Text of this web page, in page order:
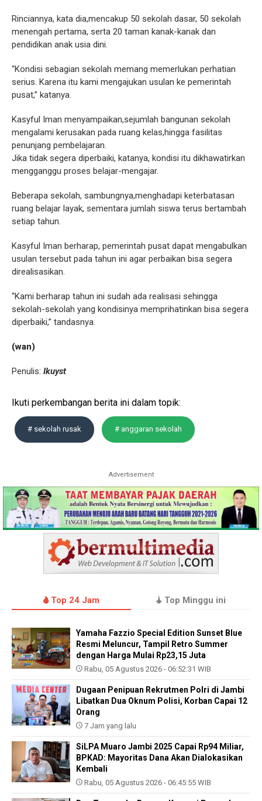
Rinciannya, kata dia,mencakup 50 sekolah dasar, 50 sekolah
menengah pertama, serta 20 taman kanak-kanak dan
pendidikan anak usia dini.
“Kondisi sebagian sekolah memang memerlukan perhatian
serius. Karena itu kami mengajukan usulan ke pemerintah
pusat,” katanya.
Kasyful Iman menyampaikan,sejumlah bangunan sekolah
mengalami kerusakan pada ruang kelas,hingga fasilitas
penunjang pembelajaran.
Jika tidak segera diperbaiki, katanya, kondisi itu dikhawatirkan
mengganggu proses belajar-mengajar.
Beberapa sekolah, sambungnya,menghadapi keterbatasan
ruang belajar layak, sementara jumlah siswa terus bertambah
setiap tahun.
Kasyful Iman berharap, pemerintah pusat dapat mengabulkan
usulan tersebut pada tahun ini agar perbaikan bisa segera
direalisasikan.
“Kami berharap tahun ini sudah ada realisasi sehingga
sekolah-sekolah yang kondisinya memprihatinkan bisa segera
diperbaiki,” tandasnya.
(wan)
Penulis: Ikuyst
Ikuti perkembangan berita ini dalam topik:
# sekolah rusak # anggaran sekolah
Advertisement
Top 24 Jam Top Minggu ini
Yamaha Fazzio Special Edition Sunset Blue
Resmi Meluncur, Tampil Retro Summer
dengan Harga Mulai Rp23,15 Juta
Rabu, 05 Agustus 2026 - 06:52:31 WIB
Dugaan Penipuan Rekrutmen Polri di Jambi
Libatkan Dua Oknum Polisi, Korban Capai 12
Orang
7 Jam yang lalu
SiLPA Muaro Jambi 2025 Capai Rp94 Miliar,
BPKAD: Mayoritas Dana Akan Dialokasikan
Kembali
Rabu, 05 Agustus 2026 - 06:45:55 WIB